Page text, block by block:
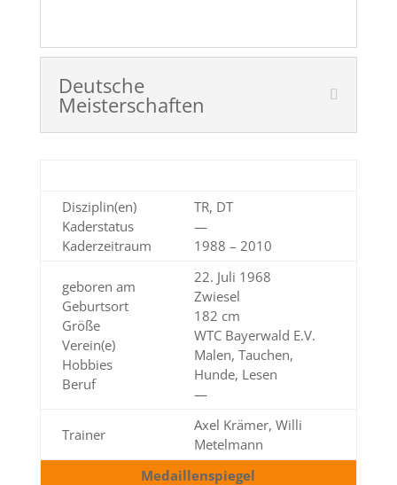
Deutsche
Meisterschaften
Disziplin(en)
Kaderstatus
Kaderzeitraum
TR, DT
—
1988 – 2010
geboren am
Geburtsort
Größe
Verein(e)
Hobbies
Beruf
22. Juli 1968
Zwiesel
182 cm
WTC Bayerwald E.V.
Malen, Tauchen,
Hunde, Lesen
—
Trainer
Axel Krämer, Willi
Metelmann
Medaillenspiegel